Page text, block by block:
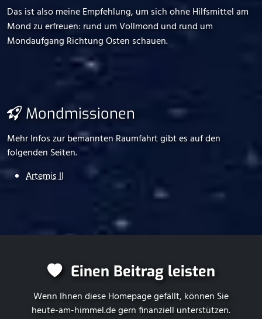
Das ist also meine Empfehlung, um sich ohne Hilfsmittel am
Mond zu erfreuen: rund um Vollmond und rund um
Mondaufgang Richtung Osten schauen.
Mondmissionen
Mehr Infos zur bemannten Raumfahrt gibt es auf den
folgenden Seiten.
Artemis II
Einen Beitrag leisten
Wenn Ihnen diese Homepage gefällt, können Sie
heute-am-himmel.degern finanziell unterstützen.